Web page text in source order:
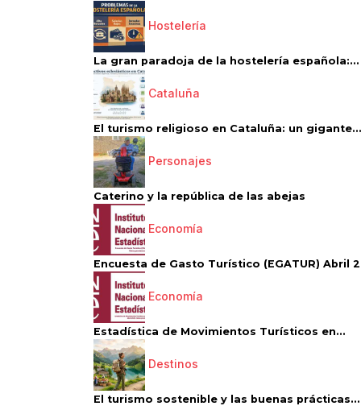
Hostelería
La gran paradoja de la hostelería española:...
Cataluña
El turismo religioso en Cataluña: un gigante...
Personajes
Caterino y la república de las abejas
Economía
Encuesta de Gasto Turístico (EGATUR) Abril
Economía
Estadística de Movimientos Turísticos en...
Destinos
El turismo sostenible y las buenas prácticas...